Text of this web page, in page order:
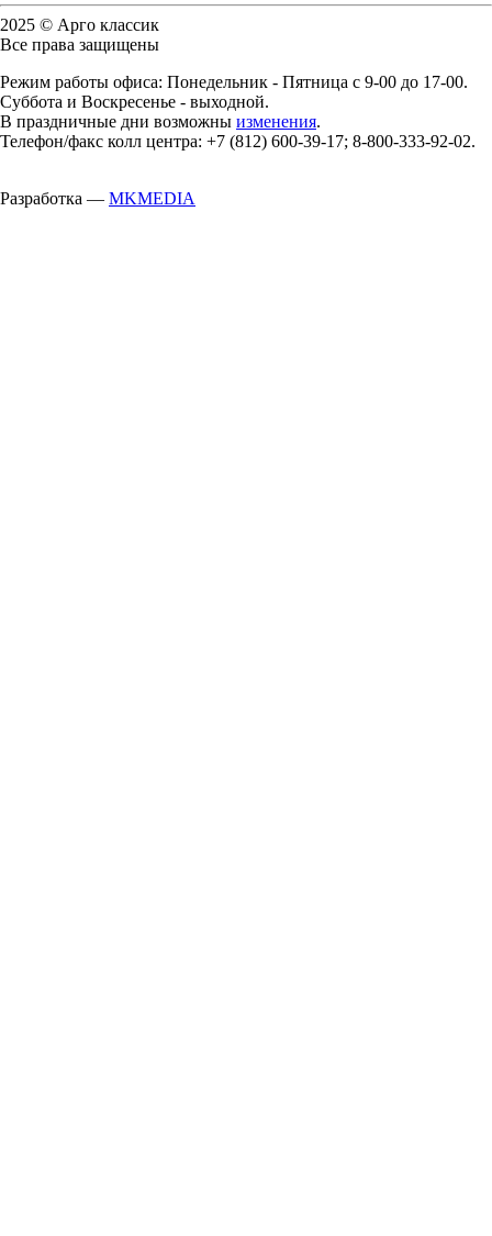
2025 © Арго классик
Все права защищены
Режим работы офиса: Понедельник - Пятница с 9-00 до 17-00.
Суббота и Воскресенье - выходной.
В праздничные дни возможны изменения.
Телефон/факс колл центра: +7 (812) 600-39-17; 8-800-333-92-02.
Разработка — MKMEDIA